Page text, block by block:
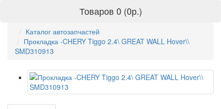
Товаров 0 (0р.)
Каталог автозапчастей
Прокладка -CHERY Tiggo 2.4\ GREAT WALL Hover\\
SMD310913